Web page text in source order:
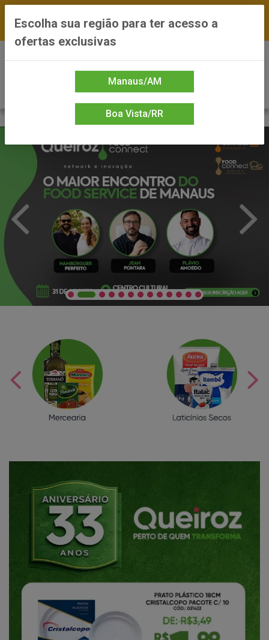
*Preços exclusivos do site — Entrega em até 24h
Escolha sua região para ter acesso a
ofertas exclusivas
Manaus/AM
Boa Vista/RR